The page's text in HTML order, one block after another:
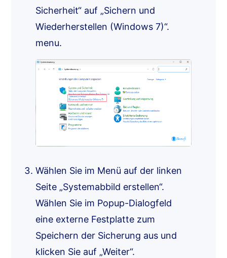
Sicherheit“ auf „Sichern und
Wiederherstellen (Windows 7)“.
menu.
Wählen Sie im Menü auf der linken
Seite „Systemabbild erstellen“.
Wählen Sie im Popup-Dialogfeld
eine externe Festplatte zum
Speichern der Sicherung aus und
klicken Sie auf „Weiter“.